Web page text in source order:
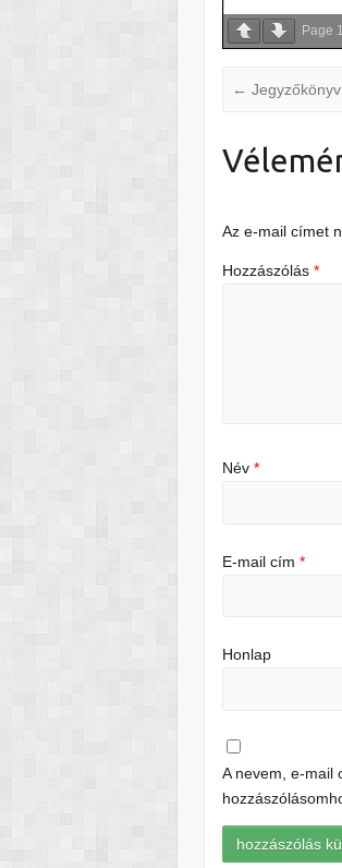
Page 1
←
Az e-mail címet
Hozzászólás*
Név*
E-mail cím*
Honlap
A nevem, e-mail